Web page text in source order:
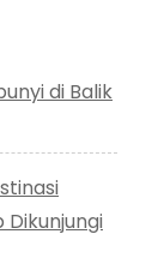
di Balik
Dikunjungi